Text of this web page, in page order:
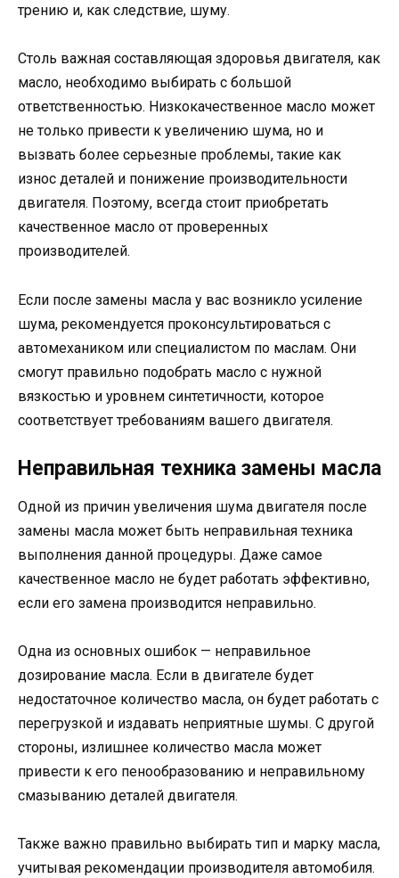
трению и, как следствие, шуму.
Столь важная составляющая здоровья двигателя, как
масло, необходимо выбирать с большой
ответственностью. Низкокачественное масло может
не только привести к увеличению шума, но и
вызвать более серьезные проблемы, такие как
износ деталей и понижение производительности
двигателя. Поэтому, всегда стоит приобретать
качественное масло от проверенных
производителей.
Если после замены масла у вас возникло усиление
шума, рекомендуется проконсультироваться с
автомехаником или специалистом по маслам. Они
смогут правильно подобрать масло с нужной
вязкостью и уровнем синтетичности, которое
соответствует требованиям вашего двигателя.
Неправильная техника замены масла
Одной из причин увеличения шума двигателя после
замены масла может быть неправильная техника
выполнения данной процедуры. Даже самое
качественное масло не будет работать эффективно,
если его замена производится неправильно.
Одна из основных ошибок — неправильное
дозирование масла. Если в двигателе будет
недостаточное количество масла, он будет работать с
перегрузкой и издавать неприятные шумы. С другой
стороны, излишнее количество масла может
привести к его пенообразованию и неправильному
смазыванию деталей двигателя.
Также важно правильно выбирать тип и марку масла,
учитывая рекомендации производителя автомобиля.